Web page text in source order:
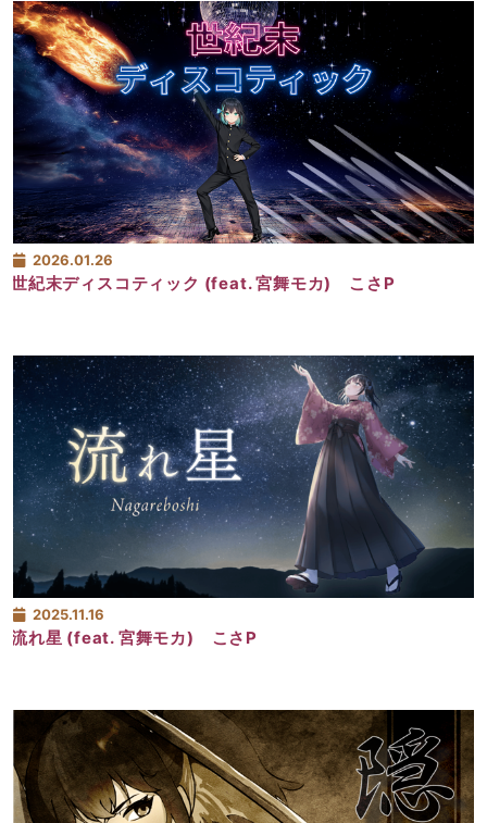
2026.01.26
世紀末ディスコティック (feat. 宮舞モカ) こさP
2025.11.16
流れ星 (feat. 宮舞モカ) こさP